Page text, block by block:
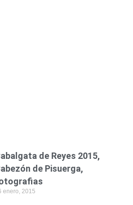
de Reyes 2015,
de Pisuerga,
enero, 2015